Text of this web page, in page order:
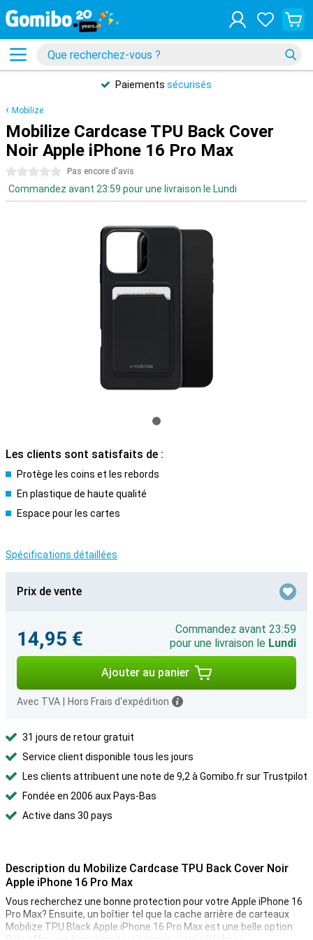
Paiements sécurisés
Mobilize
Mobilize Cardcase TPU Back Cover
Noir Apple iPhone 16 Pro Max
0 étoiles Pas encore d'avis
Commandez avant 23:59 pour une livraison le Lundi
Les clients sont satisfaits de :
Protège les coins et les rebords
En plastique de haute qualité
Espace pour les cartes
Spécifications détaillées
Prix de vente
14,95 €
Commandez avant 23:59
pour une livraison le Lundi
Ajouter au panier
Avec TVA Hors Frais d'expédition
31 jours de retour gratuit
Service client disponible tous les jours
Les clients attribuent une note de 9,2 à Gomibo.fr sur Trustpilot
Fondée en 2006 aux Pays-Bas
Active dans 30 pays
Description du Mobilize Cardcase TPU Back Cover Noir
Apple iPhone 16 Pro Max
Vous recherchez une bonne protection pour votre Apple iPhone 16
Pro Max? Ensuite, un boîtier tel que la cache arrière de carteaux
Mobilize TPU Black Apple iPhone 16 Pro Max est une belle option.